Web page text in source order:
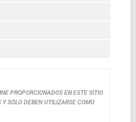
PROPORCIONADOS EN ESTE SITIO
Y SÓLO DEBEN UTILIZARSE COMO